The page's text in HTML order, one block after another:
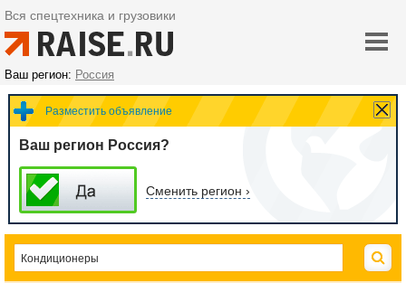
Вся спецтехника и грузовики
Ваш регион: Россия
Разместить объявление
Ваш регион Россия?
Сменить регион ›